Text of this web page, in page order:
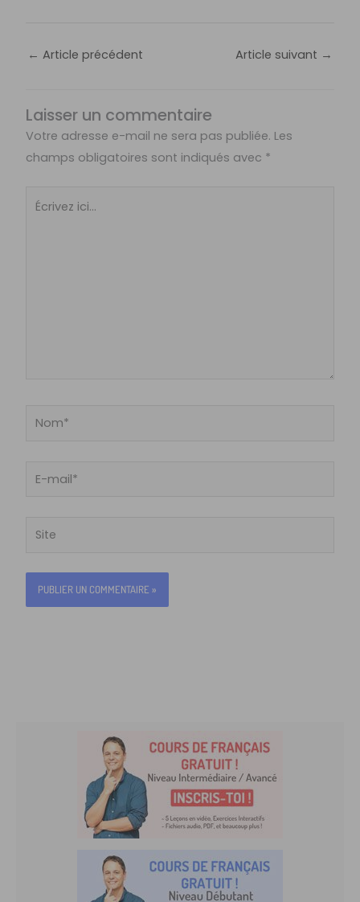
← Article précédent Article suivant →
Laisser un commentaire
Votre adresse e-mail ne sera pas publiée. Les
champs obligatoires sont indiqués avec *
Écrivez
Nom*
Site